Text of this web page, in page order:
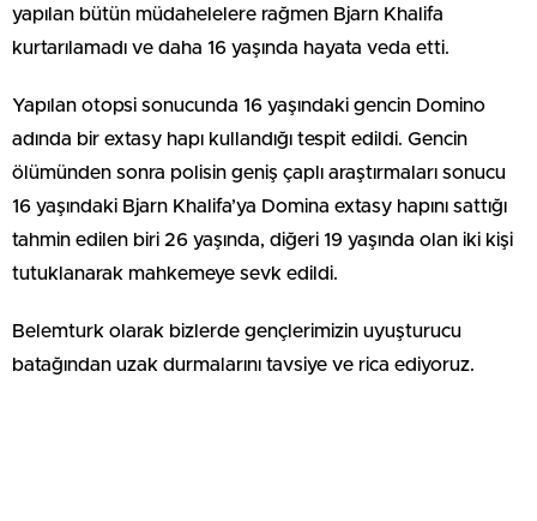
yapılan bütün müdahelelere rağmen Bjarn Khalifa
kurtarılamadı ve daha 16 yaşında hayata veda etti.
Yapılan otopsi sonucunda 16 yaşındaki gencin Domino
adında bir extasy hapı kullandığı tespit edildi. Gencin
ölümünden sonra polisin geniş çaplı araştırmaları sonucu
16 yaşındaki Bjarn Khalifa’ya Domina extasy hapını sattığı
tahmin edilen biri 26 yaşında, diğeri 19 yaşında olan iki kişi
tutuklanarak mahkemeye sevk edildi.
Belemturk olarak bizlerde gençlerimizin uyuşturucu
batağından uzak durmalarını tavsiye ve rica ediyoruz.